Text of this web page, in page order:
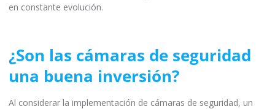
en constante evolución.
¿Son las cámaras de seguridad
una buena inversión?
Al considerar la implementación de cámaras de seguridad, un